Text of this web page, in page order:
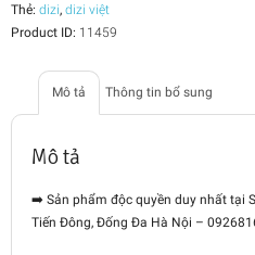
số
Thẻ: dizi, dizi việt
Product ID: 11459
Mô tả Thông tin bổ sung
Mô tả
➡️ Sản phẩm độc quyền duy nhất tại
Tiến Đông, Đống Đa Hà Nội –